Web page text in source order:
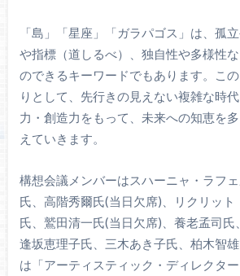
「島」「星座」「ガラパゴス」は、孤
や指標（道しるべ）、独自性や多様性
のできるキーワードでもあります。こ
りとして、先行きの見えない複雑な時
力・創造力をもって、未来への知恵を
えていきます。
構想会議メンバーはスハーニャ・ラフ
氏、高階秀爾氏(当日欠席)、リクリット
氏、鷲田清一氏(当日欠席)、養老孟司
逢坂恵理子氏、三木あき子氏、柏木智
は「アーティスティック・ディレクタ